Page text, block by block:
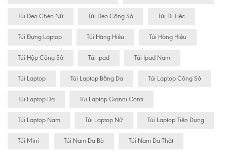
Túi Đeo Chéo Nữ Túi Đeo Công Sở Túi Đi Tiệc
Túi Đựng Laptop Túi Hàng Hiêu Túi Hàng Hiệu
Túi Hộp Công Sở Túi Ipad Túi Ipad Nam
Túi Laptop Túi Laptop Bằng Da Túi Laptop Công Sở
Túi Laptop Da Túi Laptop Gianni Conti
Túi Laptop Nam Túi Laptop Nữ Túi Laptop Tiện Dụng
Túi Mini Túi Nam Da Bò Túi Nam Da Thật